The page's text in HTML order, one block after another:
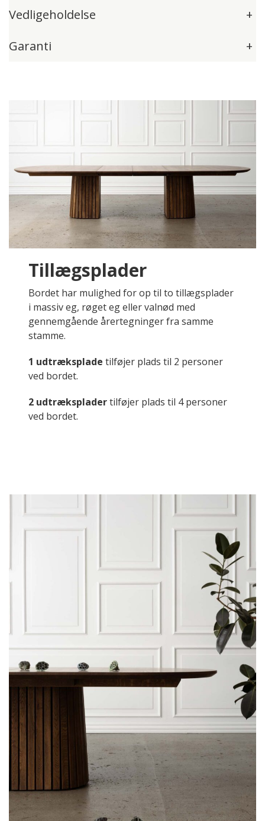
Vedligeholdelse
+
Garanti
+
Tillægsplader
Bordet har mulighed for op til to tillægsplader
i massiv eg, røget eg eller valnød med
gennemgående årertegninger fra samme
stamme.
1 udtrækspladetilføjer plads til 2 personer
ved bordet.
2 udtrækspladertilføjer plads til 4 personer
ved bordet.